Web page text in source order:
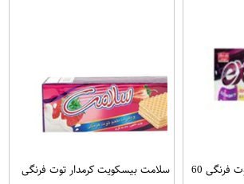
شیرین عسل ویفر مانژ توت فرنگی 60
سلامت بیسکویت کرمدار توت فرنگی